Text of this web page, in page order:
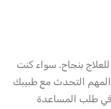
بنجاح. سواء كنت
المهم التحدث مع طبيبك
في طلب المساعدة